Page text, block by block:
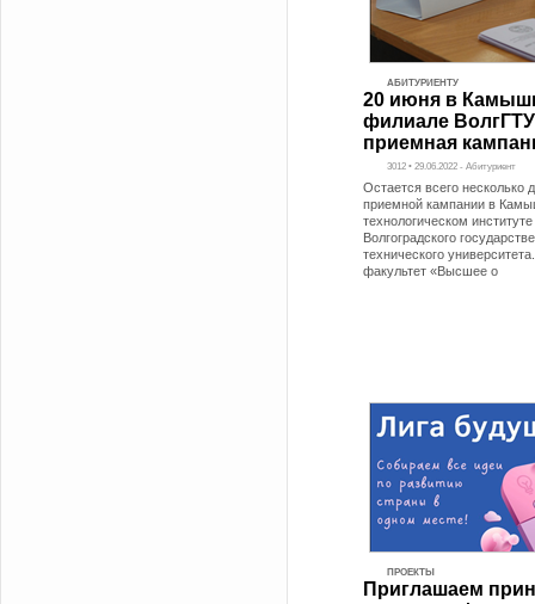
АБИТУРИЕНТУ
20 июня в
филиале ВолгГТУ
приемная
3012 • 29.06.2022 - Абитуриент
Остается всего несколько
приемной кампании в
технологическом
Волгоградского
технического
факультет «Высшее о
ПРОЕКТЫ
Приглашаем